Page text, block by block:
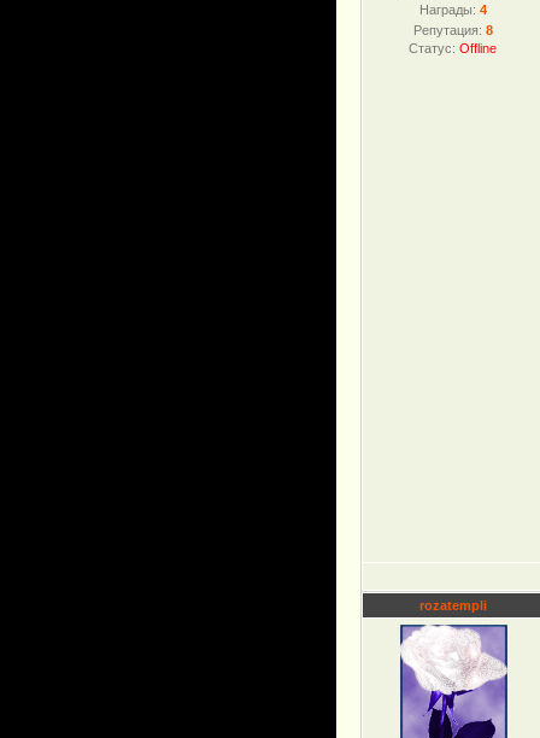
Награды: 4
Репутация: 8
Статус:Offline
rozatempli